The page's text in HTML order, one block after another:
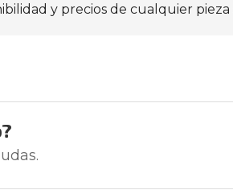
y precios de cualquier pieza